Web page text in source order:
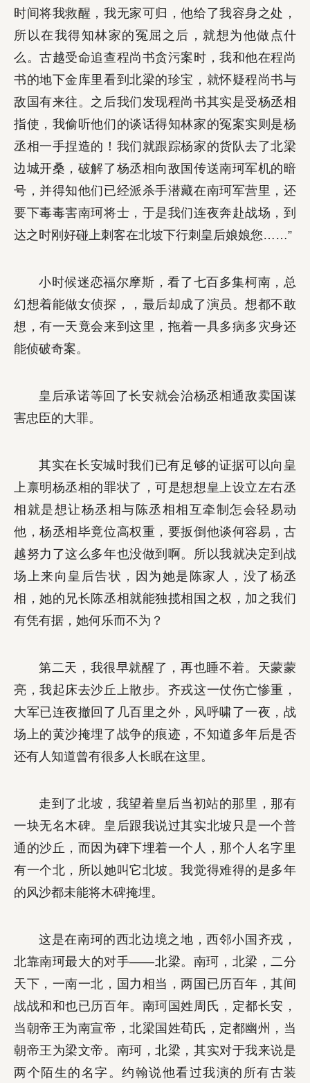
时间将我救醒，我无家可归，他给了我容身之处，
所以在我得知林家的冤屈之后，就想为他做点什
么。古越受命追查程尚书贪污案时，我和他在程尚
书的地下金库里看到北梁的珍宝，就怀疑程尚书与
敌国有来往。之后我们发现程尚书其实是受杨丞相
指使，我偷听他们的谈话得知林家的冤案实则是杨
丞相一手捏造的！我们就跟踪杨家的货队去了北梁
边城开桑，破解了杨丞相向敌国传送南珂军机的暗
号，并得知他们已经派杀手潜藏在南珂军营里，还
要下毒毒害南珂将士，于是我们连夜奔赴战场，到
达之时刚好碰上刺客在北坡下行刺皇后娘娘您……”
小时候迷恋福尔摩斯，看了七百多集柯南，总
幻想着能做女侦探，，最后却成了演员。想都不敢
想，有一天竟会来到这里，拖着一具多病多灾身还
能侦破奇案。
皇后承诺等回了长安就会治杨丞相通敌卖国谋
害忠臣的大罪。
其实在长安城时我们已有足够的证据可以向皇
上禀明杨丞相的罪状了，可是想想皇上设立左右丞
相就是想让杨丞相与陈丞相相互牵制怎会轻易动
他，杨丞相毕竟位高权重，要扳倒他谈何容易，古
越努力了这么多年也没做到啊。所以我就决定到战
场上来向皇后告状，因为她是陈家人，没了杨丞
相，她的兄长陈丞相就能独揽相国之权，加之我们
有凭有据，她何乐而不为？
第二天，我很早就醒了，再也睡不着。天蒙蒙
亮，我起床去沙丘上散步。齐戎这一仗伤亡惨重，
大军已连夜撤回了几百里之外，风呼啸了一夜，战
场上的黄沙掩埋了战争的痕迹，不知道多年后是否
还有人知道曾有很多人长眠在这里。
走到了北坡，我望着皇后当初站的那里，那有
一块无名木碑。皇后跟我说过其实北坡只是一个普
通的沙丘，而因为碑下埋着一个人，那个人名字里
有一个北，所以她叫它北坡。我觉得难得的是多年
的风沙都未能将木碑掩埋。
这是在南珂的西北边境之地，西邻小国齐戎，
北靠南珂最大的对手——北梁。南珂，北梁，二分
天下，一南一北，国力相当，两国已历百年，其间
战战和和也已历百年。南珂国姓周氏，定都长安，
当朝帝王为南宣帝，北梁国姓荀氏，定都幽州，当
朝帝王为梁文帝。南珂，北梁，其实对于我来说是
两个陌生的名字。约翰说他看过我演的所有古装